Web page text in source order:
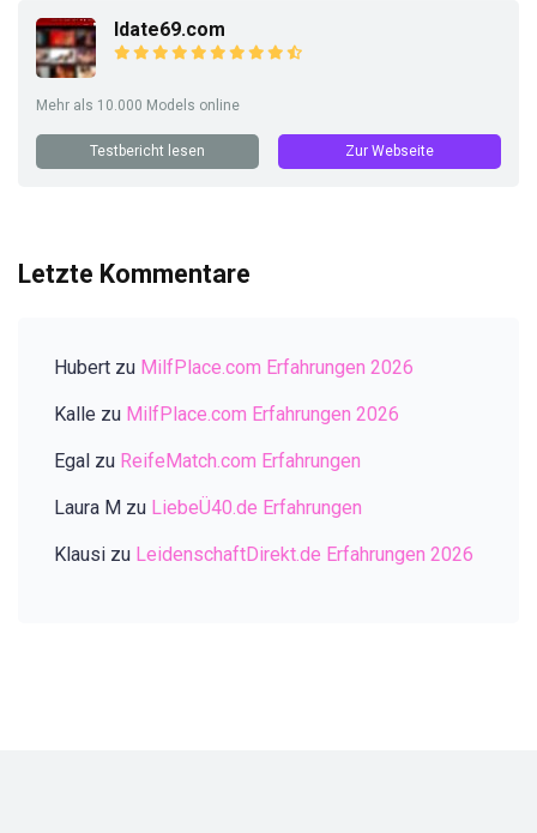
Idate69.com
Mehr als 10.000 Models online
Testbericht lesen Zur Webseite
Letzte Kommentare
Hubert zu MilfPlace.com Erfahrungen 2026
Kalle zu MilfPlace.com Erfahrungen 2026
Egal zu ReifeMatch.com Erfahrungen
Laura M zu LiebeÜ40.de Erfahrungen
Klausi zu LeidenschaftDirekt.de Erfahrungen 2026